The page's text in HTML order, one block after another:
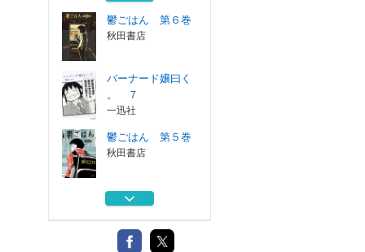
鬱ごはん 第６巻
秋田書店
バーナード嬢曰く
。 ７
一迅社
鬱ごはん 第５巻
秋田書店
鬱ごはん 第４巻